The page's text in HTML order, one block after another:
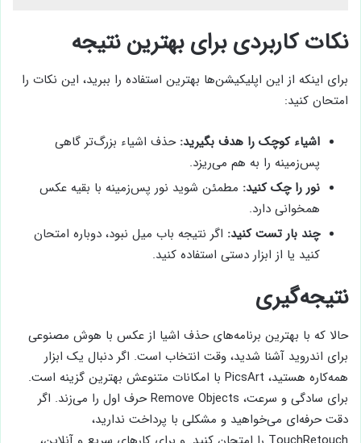
نکات کاربردی برای بهترین نتیجه
برای اینکه از این اپلیکیشن‌ها بهترین استفاده را ببرید، این نکات را
امتحان کنید:
اشیاء کوچک را هدف بگیرید:حذف اشیاء بزرگ‌تر گاهی
پس‌زمینه را به هم می‌ریزد.
نور را چک کنید: مطمئن شوید نور پس‌زمینه با بقیه عکس
همخوانی دارد.
چند بار تست کنید: اگر نتیجه باب میل نبود، دوباره امتحان
کنید یا از ابزار دستی استفاده کنید.
نتیجه‌گیری
حالا که با بهترین برنامه‌های حذف اشیا از عکس با هوش مصنوعی
برای اندروید آشنا شدید، وقت انتخاب است. اگر دنبال یک ابزار
همه‌کاره هستید، PicsArt با امکانات متنوعش بهترین گزینه است.
برای سادگی و سرعت، Remove Objects حرف اول را می‌زند. اگر
دقت حرفه‌ای می‌خواهید و مشکلی با پرداخت ندارید،